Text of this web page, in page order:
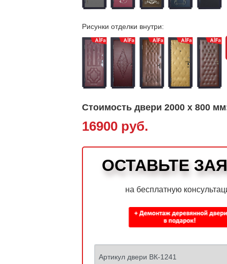
Рисунки отделки внутри:
Стоимость двери 2000 х 800
16900 руб.
ОСТАВЬТЕ
на бесплатную